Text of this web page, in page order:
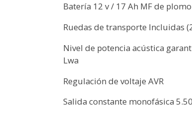
Batería 12 v / 17 Ah MF de
Ruedas de transporte Incluidas
Nivel de potencia acústica
Lwa
Regulación de voltaje AVR
Salida constante monofásica